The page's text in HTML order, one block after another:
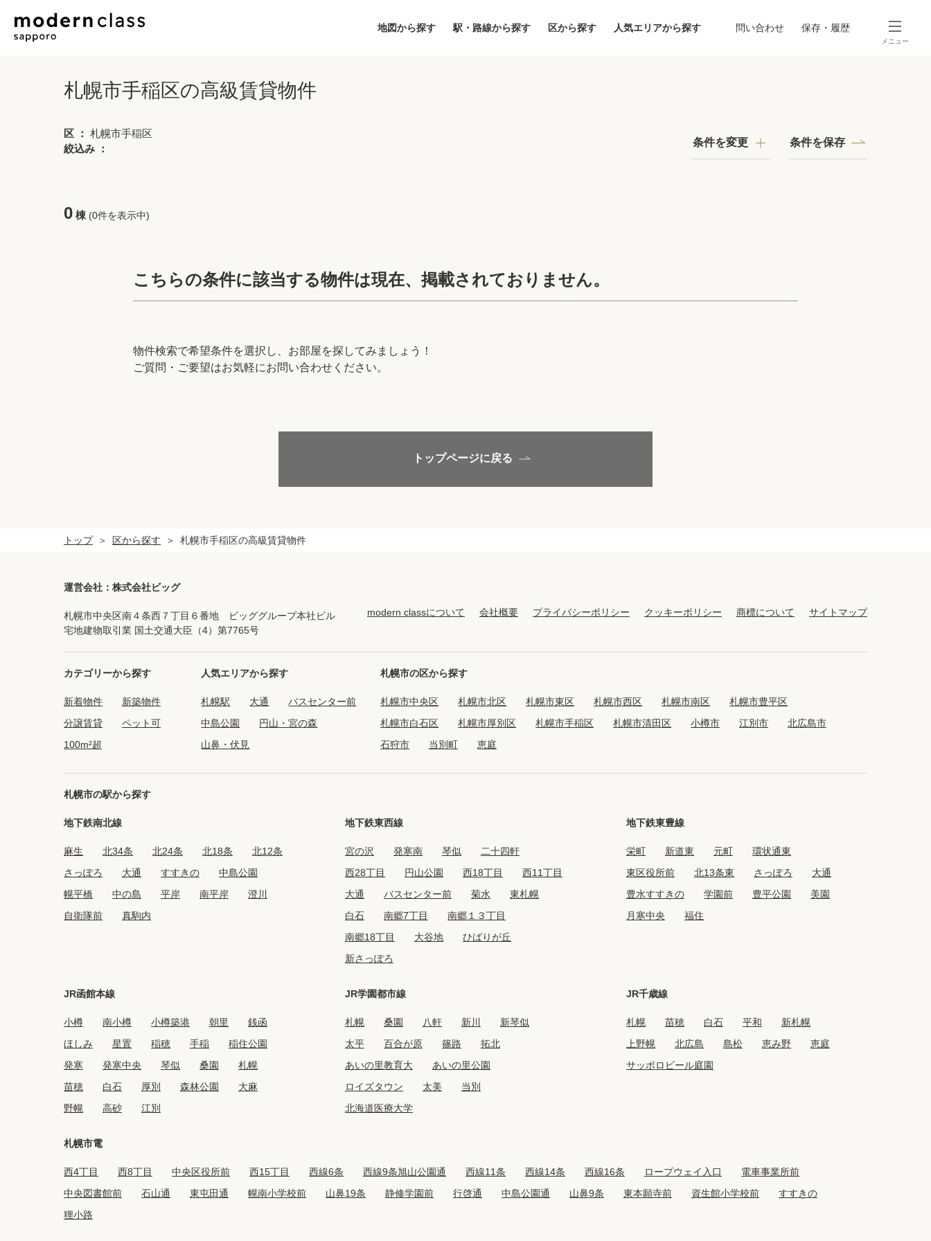
地図から探す 駅・路線から探す 区から探す 人気エリアから探す 問い合わせ 保存・履歴
メニュー
アクセスランキング
プライバシーポリシー クッキーポリシー
札幌市手稲区の高級賃貸物件
区 ： 札幌市手稲区
絞込み ：
条件を変更 条件を保存
0 棟 (0件を表示中)
こちらの条件に該当する物件は現在、掲載されておりません。
物件検索で希望条件を選択し、お部屋を探してみましょう！
ご質問・ご要望はお気軽にお問い合わせください。
トップページに戻る
トップ 区から探す 札幌市手稲区の高級賃貸物件
運営会社：株式会社ビッグ
札幌市中央区南４条西７丁目６番地 ビッググループ本社ビル
宅地建物取引業 国土交通大臣（4）第7765号
modern classについて 会社概要 プライバシーポリシー クッキーポリシー 商標について サイトマップ
カテゴリーから探す
新着物件
新築物件
分譲賃貸
ペット可
100m²超
人気エリアから探す
札幌駅 大通
バスセンター前
中島公園
円山・宮の森
山鼻・伏見
札幌市の区から探す
札幌市中央区 札幌市北区 札幌市東区 札幌市西区 札幌市南区
札幌市豊平区
札幌市白石区
札幌市厚別区 札幌市手稲区 札幌市清田区 小樽市 江別市
北広島市
石狩市
当別町 恵庭
札幌市の駅から探す
地下鉄南北線
麻生 北34条 北24条 北18条
北12条
さっぽろ
大通 すすきの
中島公園
幌平橋
中の島 平岸 南平岸
澄川
自衛隊前
真駒内
地下鉄東西線
宮の沢 発寒南 琴似
二十四軒
西28丁目
円山公園 西18丁目
西11丁目
大通
バスセンター前 菊水
東札幌
白石
南郷7丁目
南郷１３丁目
南郷18丁目
大谷地
ひばりが丘
新さっぽろ
地下鉄東豊線
栄町 新道東 元町
環状通東
東区役所前
北13条東 さっぽろ
大通
豊水すすきの
学園前 豊平公園
美園
月寒中央
福住
JR函館本線
小樽 南小樽 小樽築港 朝里
銭函
ほしみ
星置 稲穂 手稲
稲住公園
発寒
発寒中央 琴似 桑園
札幌
苗穂
白石 厚別 森林公園
大麻
野幌
高砂 江別
JR学園都市線
札幌 桑園 八軒 新川
新琴似
太平
百合が原 篠路
拓北
あいの里教育大
あいの里公園
ロイズタウン
太美
当別
北海道医療大学
JR千歳線
札幌 苗穂 白石 平和
新札幌
上野幌
北広島 島松 恵み野
恵庭
サッポロビール庭園
札幌市電
西4丁目 西8丁目 中央区役所前 西15丁目 西線6条 西線9条旭山公園通 西線11条 西線14条 西線16条 ロープウェイ入口
電車事業所前
中央図書館前
石山通 東屯田通 幌南小学校前 山鼻19条 静修学園前 行啓通 中島公園通 山鼻9条 東本願寺前 資生館小学校前
すすきの
狸小路